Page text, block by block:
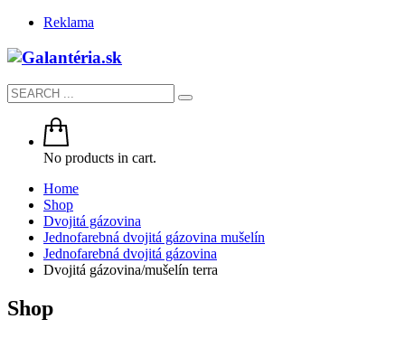
Reklama
No products in cart.
Home
Shop
Dvojitá gázovina
Jednofarebná dvojitá gázovina mušelín
Jednofarebná dvojitá gázovina
Dvojitá gázovina/mušelín terra
Shop